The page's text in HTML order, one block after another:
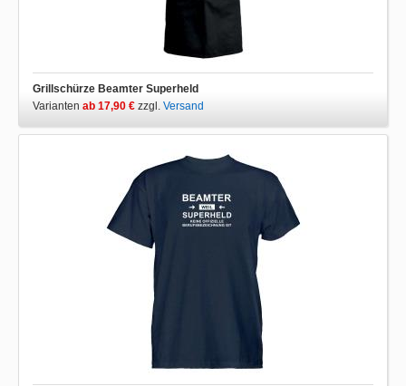
Grillschürze Beamter Superheld
Varianten ab 17,90 € zzgl. Versand